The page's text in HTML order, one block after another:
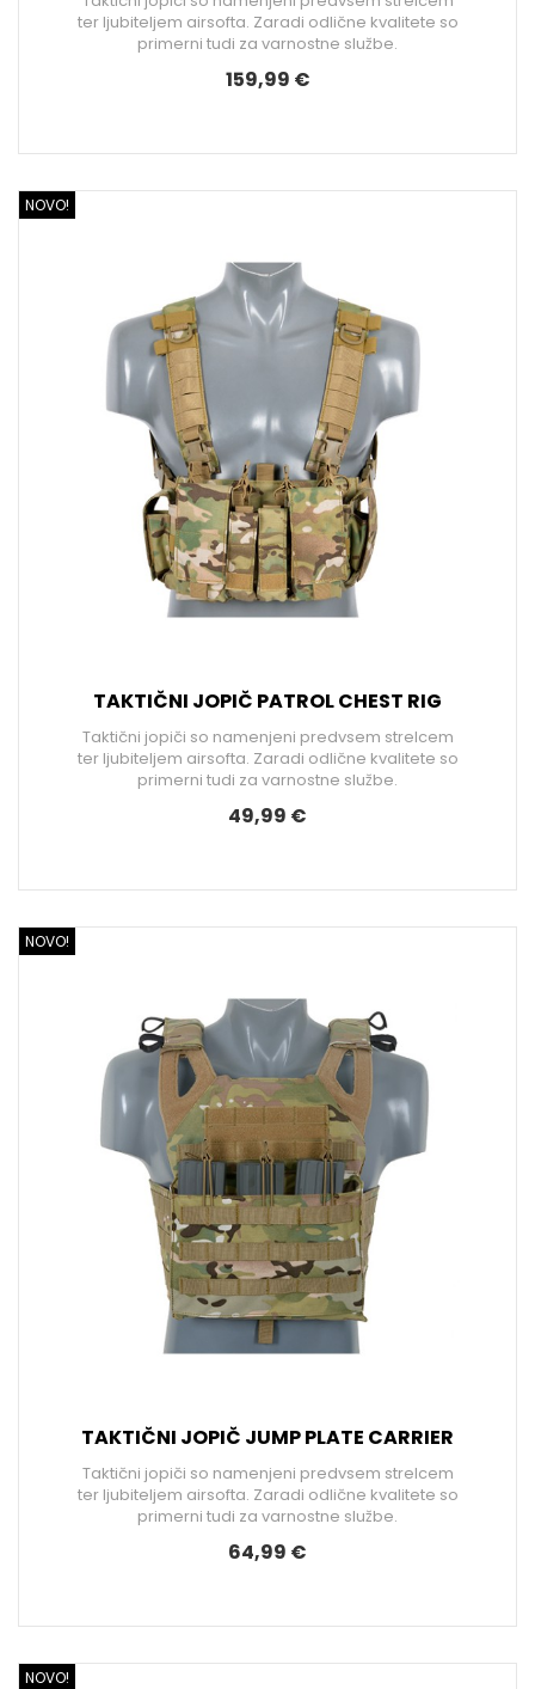
ter ljubiteljem airsofta. Zaradi odlične kvalitete so
primerni tudi za varnostne službe.
159,99 €
NOVO!
TAKTIČNI JOPIČ PATROL CHEST RIG
Taktični jopiči so namenjeni predvsem strelcem
ter ljubiteljem airsofta. Zaradi odlične kvalitete so
primerni tudi za varnostne službe.
49,99 €
NOVO!
TAKTIČNI JOPIČ JUMP PLATE CARRIER
Taktični jopiči so namenjeni predvsem strelcem
ter ljubiteljem airsofta. Zaradi odlične kvalitete so
primerni tudi za varnostne službe.
64,99 €
NOVO!